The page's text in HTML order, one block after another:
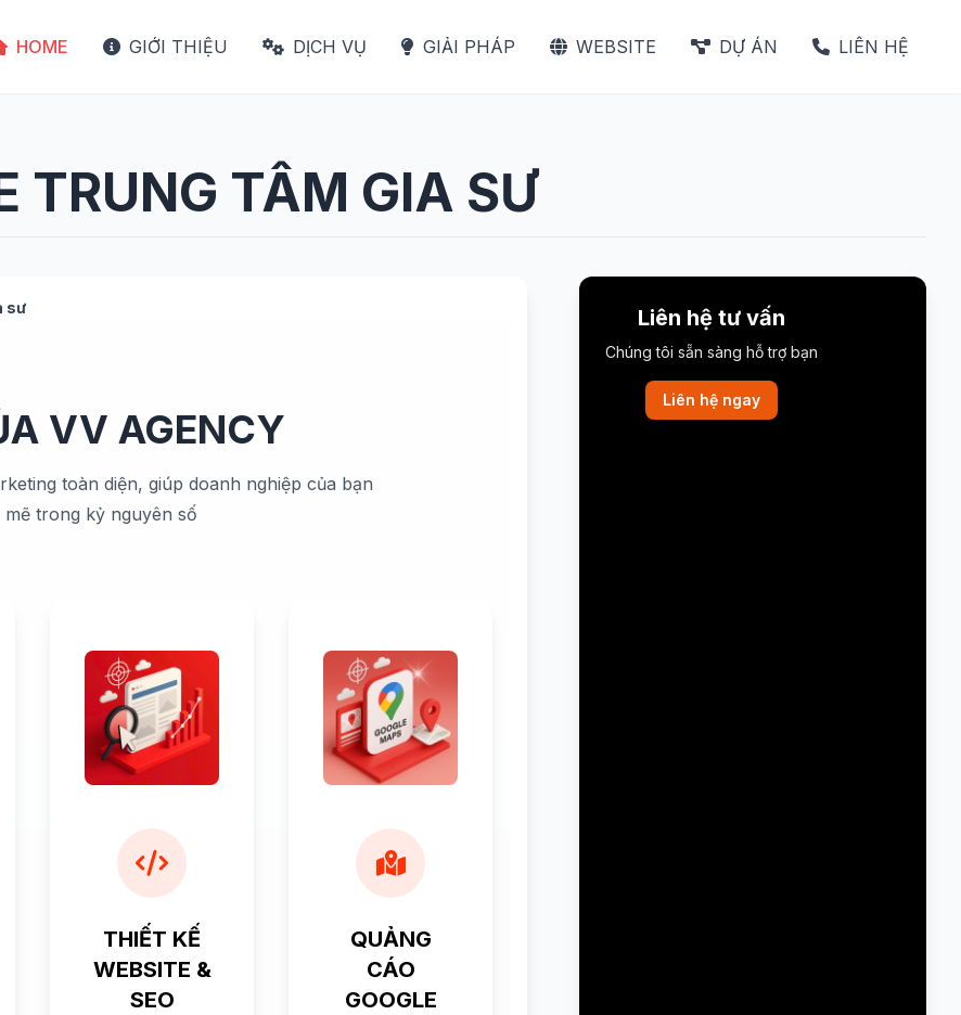
HOME GIỚI THIỆU DỊCH VỤ GIẢI PHÁP WEBSITE DỰ ÁN LIÊN HỆ
TRUNG TÂM GIA SƯ
sư
VV AGENCY
toàn diện, giúp doanh nghiệp của bạn
trong kỷ nguyên số
THIẾT KẾ
WEBSITE &
SEO
QUẢNG
CÁO
GOOGLE
Liên hệ tư vấn
Chúng tôi sẵn sàng hỗ trợ bạn
Liên hệ ngay